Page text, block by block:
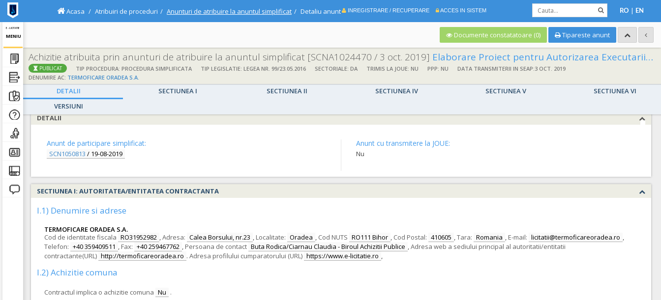
E - LICITATIE
MENIU
INREGISTRARE / RECUPERARE ACCES IN SISTEM RO | EN
Acasa Atribuiri de proceduri Anunturi de atribuire la anuntul simplificat Detaliu anunt
Documente constatatoare (0) Tipareste anunt
;;
Achizitie atribuita prin anunturi de atribuire la anuntul simplificat [SCNA1024470 / 3 oct. 2019] Elaborare Proiect pentru Autorizarea Executarii Lucrarilor (PAC si POE)+Proiect Tehnic de Executie (PT) cu Detalii de Executie (DDE) pentru obiectivul „Modernizarea sistemului de termoficare pe str. Aurel Lazar si Andrei Saguna”- Obiectul 2 si Executia Lucrarii „Modernizarea sistemului de termoficare pe str. Aurel Lazar si Andrei Saguna”- Obiectul 2.
PUBLICAT TIP PROCEDURA: PROCEDURA SIMPLIFICATA TIP LEGISLATIE: LEGEA NR. 99/23.05.2016 SECTORIALE: DA TRIMIS LA JOUE: NU PPP: NU
DATA TRANSMITERII IN SEAP:3 OCT. 2019
DENUMIRE AC: TERMOFICARE ORADEA S.A.
DETALII SECTIUNEA I SECTIUNEA II SECTIUNEA IV SECTIUNEA V
SECTIUNEA VI
VERSIUNI
DETALII
Anunt de participare simplificat:
SCN1050813 / 19-08-2019
Anunt cu transmitere la JOUE:
Nu
SECTIUNEA I: AUTORITATEA/ENTITATEA CONTRACTANTA
I.1) Denumire si adrese
TERMOFICARE ORADEA S.A.
Cod de identitate fiscala RO31952982 ,Adresa: Calea Borsului, nr.23 , Localitate: Oradea , Cod NUTS RO111 Bihor , Cod Postal: 410605 ,Tara: Romania , E-mail: licitatii@termoficareoradea.ro ,
Telefon: +40 359409511 , Fax: +40 259467762 , Persoana de contact Buta Rodica/Ciarnau Claudia - Biroul Achizitii Publice ,Adresa web a sediului principal al autoritatii/entitatii
contractante(URL) http://termoficareoradea.ro . Adresa profilului cumparatorului (URL) https://www.e-licitatie.ro ,
I.2) Achizitie comuna
Contractul implica o achizitie comuna Nu .